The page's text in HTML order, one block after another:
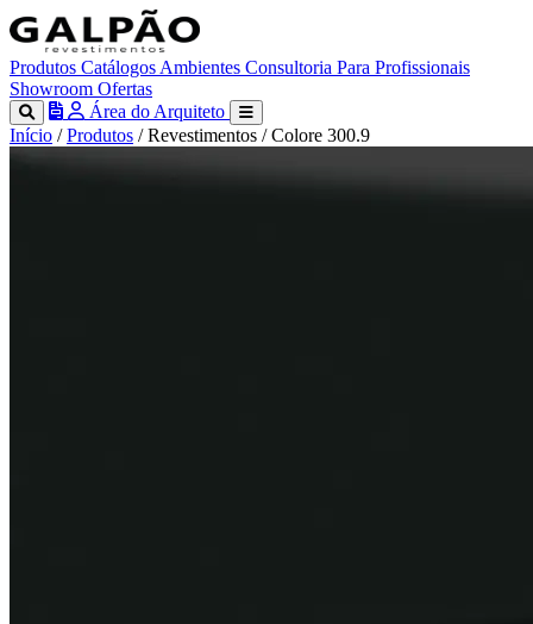
Produtos Catálogos Ambientes Consultoria Para Profissionais
Showroom Ofertas
Área do Arquiteto
Início / Produtos / Revestimentos / Colore 300.9